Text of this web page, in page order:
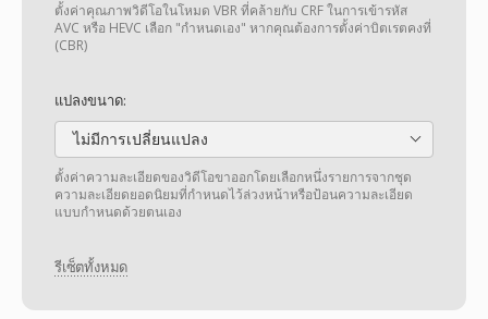
ตั้งค่าคุณภาพวิดีโอในโหมด VBR ที่คล้ายกับ CRF ในการเข้ารหัส
AVC หรือ HEVC เลือก "กำหนดเอง" หากคุณต้องการตั้งค่าบิตเรตคงที่
(CBR)
แปลงขนาด:
ไม่มีการเปลี่ยนแปลง
ตั้งค่าความละเอียดของวิดีโอขาออกโดยเลือกหนึ่งรายการจากชุด
ความละเอียดยอดนิยมที่กำหนดไว้ล่วงหน้าหรือป้อนความละเอียด
แบบกำหนดด้วยตนเอง
รีเซ็ตทั้งหมด